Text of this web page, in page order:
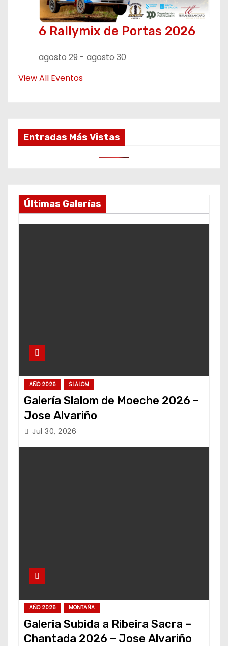
6 Rallymix de Portas 2026
agosto 29 - agosto 30
View All Eventos
Entradas Más Vistas
Últimas Galerías
AÑO 2026 SLALOM
Galería Slalom de Moeche 2026 –
Jose Alvariño
Jul 30, 2026
AÑO 2026 MONTAÑA
Galeria Subida a Ribeira Sacra –
Chantada 2026 – Jose Alvariño